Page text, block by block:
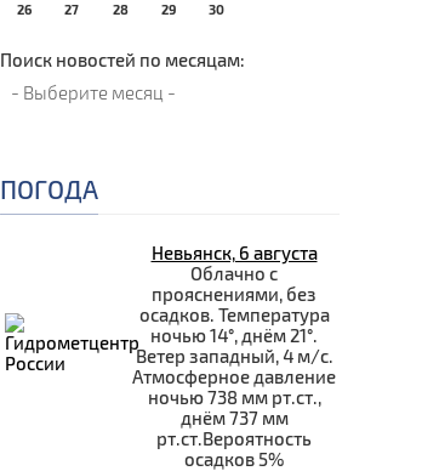
26 27 28 29 30
Поиск новостей по месяцам:
ПОГОДА
Невьянск, 6 августа
Облачно с
прояснениями, без
осадков. Температура
ночью 14°, днём 21°.
Ветер западный, 4 м/с.
Атмосферное давление
ночью 738 мм рт.ст.,
днём 737 мм
рт.ст.Вероятность
осадков 5%